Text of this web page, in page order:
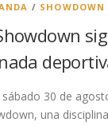
/ SHOWDOWN
sábado 30 de
una